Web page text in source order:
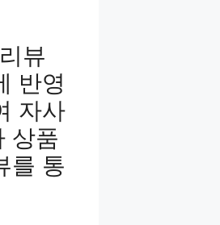
뷰
반영
자사
상품
를 통